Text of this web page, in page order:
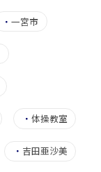
・一宮市
・ 体操教室
・ 吉田亜沙美